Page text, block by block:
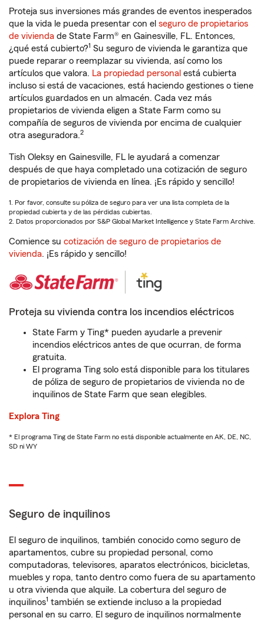
Proteja sus inversiones más grandes de eventos inesperados
que la vida le pueda presentar con el seguro de propietarios
de vivienda de State Farm® en Gainesville, FL. Entonces,
¿qué está cubierto?1 Su seguro de vivienda le garantiza que
puede reparar o reemplazar su vivienda, así como los
artículos que valora. La propiedad personal está cubierta
incluso si está de vacaciones, está haciendo gestiones o tiene
artículos guardados en un almacén. Cada vez más
propietarios de vivienda eligen a State Farm como su
compañía de seguros de vivienda por encima de cualquier
otra aseguradora.2
Tish Oleksy en Gainesville, FL le ayudará a comenzar
después de que haya completado una cotización de seguro
de propietarios de vivienda en línea. ¡Es rápido y sencillo!
1. Por favor, consulte su póliza de seguro para ver una lista completa de la
propiedad cubierta y de las pérdidas cubiertas.
2. Datos proporcionados por S&P Global Market Intelligence y State Farm Archive.
Comience su cotización de seguro de propietarios de
vivienda. ¡Es rápido y sencillo!
Proteja su vivienda contra los incendios eléctricos
State Farm y Ting* pueden ayudarle a prevenir
incendios eléctricos antes de que ocurran, de forma
gratuita.
El programa Ting solo está disponible para los titulares
de póliza de seguro de propietarios de vivienda no de
inquilinos de State Farm que sean elegibles.
Explora Ting
* El programa Ting de State Farm no está disponible actualmente en AK, DE, NC,
SD ni WY
Seguro de inquilinos
El seguro de inquilinos, también conocido como seguro de
apartamentos, cubre su propiedad personal, como
computadoras, televisores, aparatos electrónicos, bicicletas,
muebles y ropa, tanto dentro como fuera de su apartamento
u otra vivienda que alquile. La cobertura del seguro de
inquilinos1 también se extiende incluso a la propiedad
personal en su carro. El seguro de inquilinos normalmente